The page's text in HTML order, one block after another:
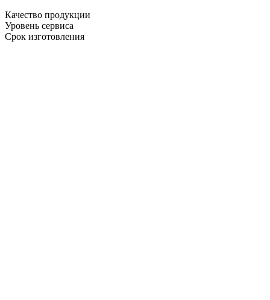
Качество продукции
Уровень сервиса
Срок изготовления